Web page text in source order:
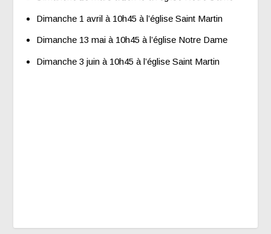
Dimanche 1 avril à 10h45 à l’église Saint Martin
Dimanche 13 mai à 10h45 à l’église Notre Dame
Dimanche 3 juin à 10h45 à l’église Saint Martin